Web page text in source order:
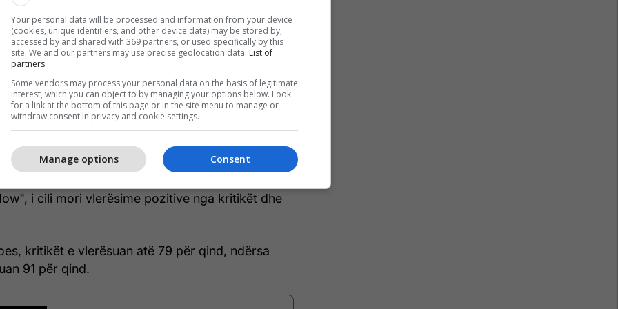
EFE)
një rol të madh në filmin e vitit 2019 "Avengers:
u shfaq për herë të fundit në filmin e vitit
i cili mori vlerësime pozitive nga kritikët dhe
kritikët e vlerësuan atë 79 për qind, ndërsa
91 për qind.
Your personal data will be processed and information from your device
(cookies, unique identifiers, and other device data) may be stored by,
accessed by and shared with 369 partners, or used specifically by this
site. We and our partners may use precise geolocation data. List of
partners.
Some vendors may process your personal data on the basis of legitimate
interest, which you can object to by managing your options below. Look
for a link at the bottom of this page or in the site menu to manage or
withdraw consent in privacy and cookie settings.
Consent
Manage options